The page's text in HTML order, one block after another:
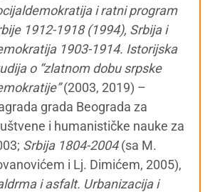
i ratni program
1912-1918 (1994), Srbija i
1903-1914. Istorijska
o “zlatnom dobu srpske
(2003, 2019) –
grada Beograda za
i humanističke nauke za
Srbija 1804-2004(sa M.
i Lj. Dimićem, 2005),
i asfalt. Urbanizacija i